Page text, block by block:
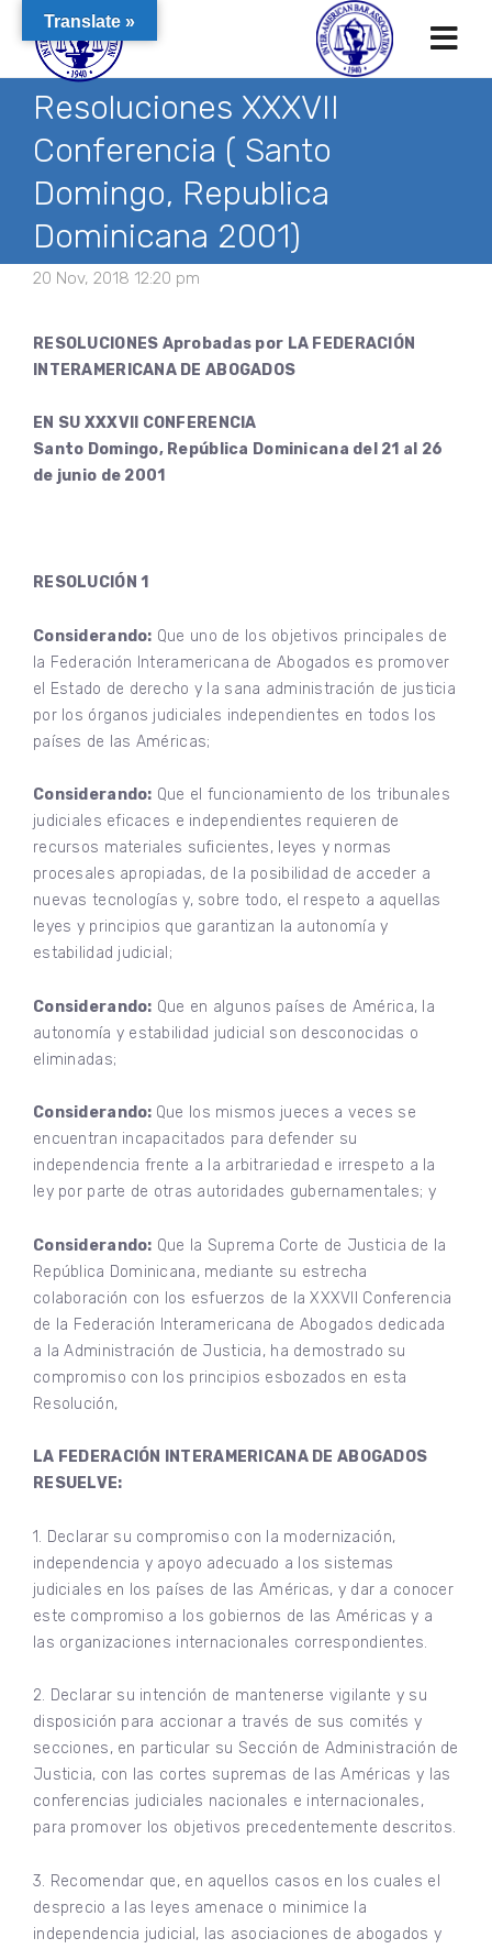
Resoluciones XXXVII
Conferencia ( Santo
Domingo, Republica
Dominicana 2001)
20 Nov, 2018 12:20 pm
RESOLUCIONES Aprobadas por LA FEDERACIÓN
INTERAMERICANA DE ABOGADOS
EN SU XXXVII CONFERENCIA
Santo Domingo, República Dominicana del 21 al 26
de junio de 2001
RESOLUCIÓN 1
Considerando: Que uno de los objetivos principales de
la Federación Interamericana de Abogados es promover
el Estado de derecho y la sana administración de justicia
por los órganos judiciales independientes en todos los
países de las Américas;
Considerando: Que el funcionamiento de los tribunales
judiciales eficaces e independientes requieren de
recursos materiales suficientes, leyes y normas
procesales apropiadas, de la posibilidad de acceder a
nuevas tecnologías y, sobre todo, el respeto a aquellas
leyes y principios que garantizan la autonomía y
estabilidad judicial;
Considerando: Que en algunos países de América, la
autonomía y estabilidad judicial son desconocidas o
eliminadas;
Considerando: Que los mismos jueces a veces se
encuentran incapacitados para defender su
independencia frente a la arbitrariedad e irrespeto a la
ley por parte de otras autoridades gubernamentales; y
Considerando: Que la Suprema Corte de Justicia de la
República Dominicana, mediante su estrecha
colaboración con los esfuerzos de la XXXVII Conferencia
de la Federación Interamericana de Abogados dedicada
a la Administración de Justicia, ha demostrado su
compromiso con los principios esbozados en esta
Resolución,
LA FEDERACIÓN INTERAMERICANA DE ABOGADOS
RESUELVE:
1. Declarar su compromiso con la modernización,
independencia y apoyo adecuado a los sistemas
judiciales en los países de las Américas, y dar a conocer
este compromiso a los gobiernos de las Américas y a
las organizaciones internacionales correspondientes.
2. Declarar su intención de mantenerse vigilante y su
disposición para accionar a través de sus comités y
secciones, en particular su Sección de Administración de
Justicia, con las cortes supremas de las Américas y las
conferencias judiciales nacionales e internacionales,
para promover los objetivos precedentemente descritos.
3. Recomendar que, en aquellos casos en los cuales el
desprecio a las leyes amenace o minimice la
independencia judicial, las asociaciones de abogados y
Translate »